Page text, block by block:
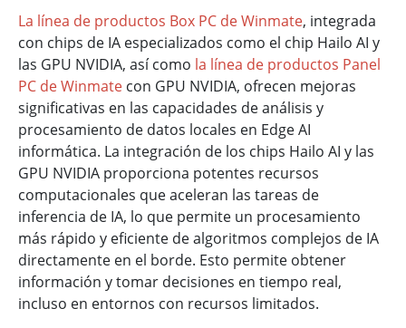
La línea de productos Box PC de Winmate, integrada
con chips de IA especializados como el chip Hailo AI y
las GPU NVIDIA, así como la línea de productos Panel
PC de Winmate con GPU NVIDIA, ofrecen mejoras
significativas en las capacidades de análisis y
procesamiento de datos locales en Edge AI
informática. La integración de los chips Hailo AI y las
GPU NVIDIA proporciona potentes recursos
computacionales que aceleran las tareas de
inferencia de IA, lo que permite un procesamiento
más rápido y eficiente de algoritmos complejos de IA
directamente en el borde. Esto permite obtener
información y tomar decisiones en tiempo real,
incluso en entornos con recursos limitados.